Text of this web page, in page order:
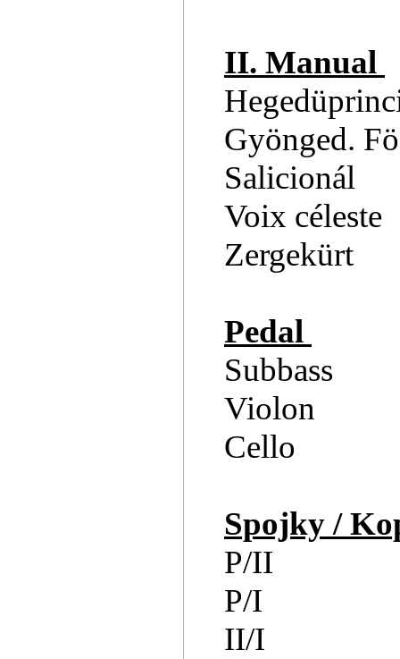
II. Manual
Gyönged.
Salicionál
Voix céleste
Zergekürt
Pedal
Subbass
Violon
Cello
Spojky /
P/II
P/I
II/I